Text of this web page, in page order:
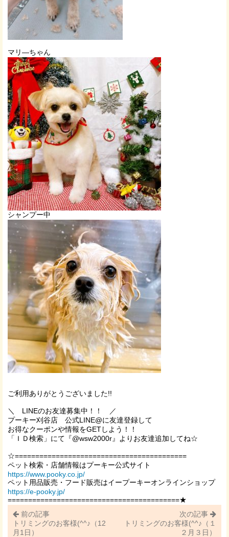
マリ―ちゃん
シャンプー中
ご利用ありがとうございました!!
＼ LINEのお友達募集中！！ ／
プーキー刈谷店 公式LINE@に友達登録して
お得なクーポンや情報をGETしよう！！
「ＩＤ検索」にて『@wsw2000r』よりお友達追加してね☆
☆==========================================
ペット検索・店舗情報はプーキー公式サイト
https://www.pooky.co.jp/
ペット用品販売・フード販売はイープーキーオンラインショップ
https://e-pooky.jp/
==========================================★
前の記事
トリミングのお客様(^^♪（12
月1日）
次の記事
トリミングのお客様(^^♪（１
２月３日）